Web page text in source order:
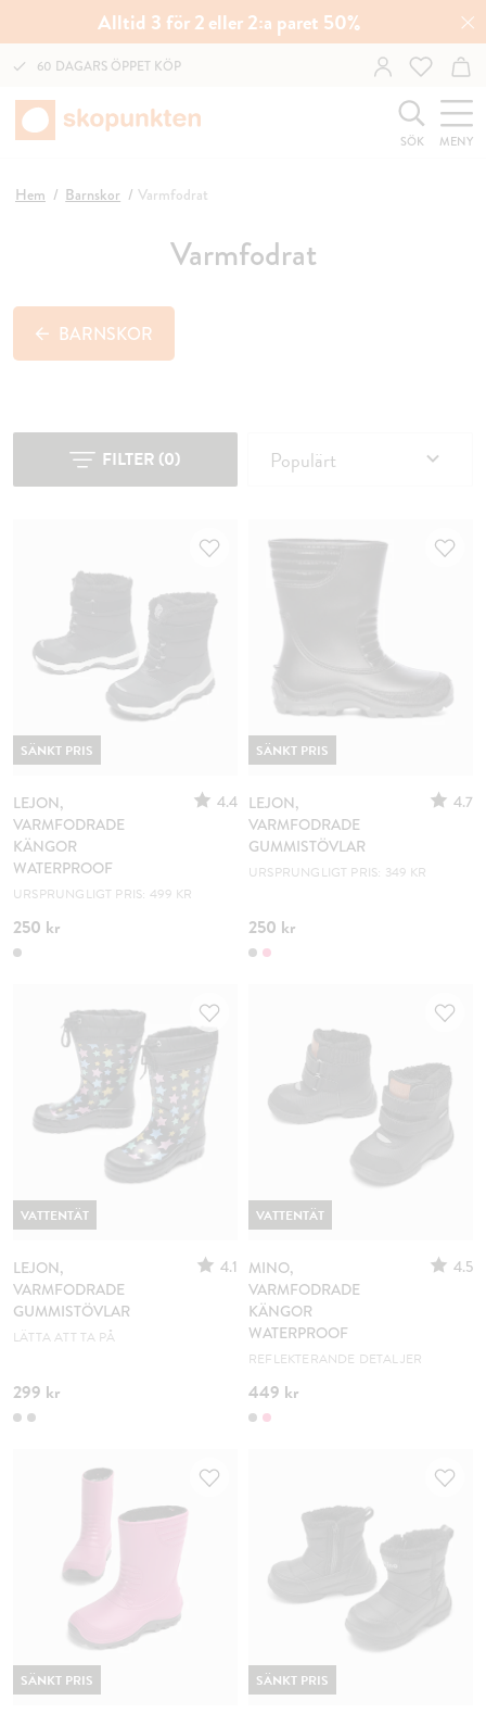
Alltid 3 för 2 eller 2:a paret 50%
60 DAGARS ÖPPET KÖP
SÖK MENY
Hem Barnskor Varmfodrat
Varmfodrat
BARNSKOR
FILTER (0) Populärt
LEJON,
VARMFODRADE
KÄNGOR
WATERPROOF
4.4
URSPRUNGLIGT PRIS: 499 KR
250 kr
SÄNKT PRIS
LEJON,
VARMFODRADE
GUMMISTÖVLAR
4.7
URSPRUNGLIGT PRIS: 349 KR
250 kr
SÄNKT PRIS
LEJON,
VARMFODRADE
GUMMISTÖVLAR
4.1
LÄTTA ATT TA PÅ
299 kr
VATTENTÄT
MINO,
VARMFODRADE
KÄNGOR
WATERPROOF
4.5
REFLEKTERANDE DETALJER
449 kr
VATTENTÄT
SÄNKT PRIS SÄNKT PRIS